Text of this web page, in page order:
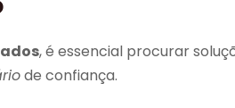
, é essencial procurar
de confiança.